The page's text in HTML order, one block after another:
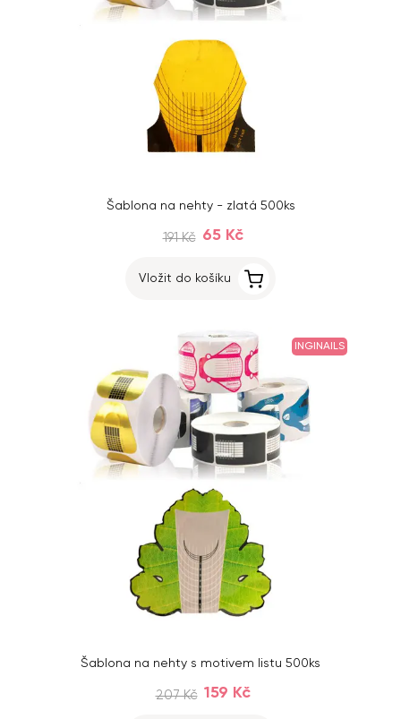
Šablona na nehty - zlatá 500ks
191 Kč 65 Kč
Vložit do košíku
INGINAILS
Šablona na nehty s motivem listu 500ks
207 Kč 159 Kč